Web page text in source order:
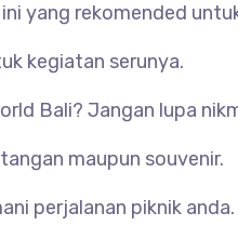
yang rekomended
kegiatan serunya.
Bali? Jangan lupa
maupun souvenir.
perjalanan piknik anda.